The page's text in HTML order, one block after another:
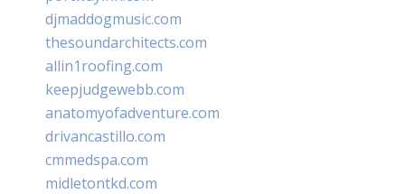
djmaddogmusic.com
thesoundarchitects.com
allin1roofing.com
keepjudgewebb.com
anatomyofadventure.com
drivancastillo.com
cmmedspa.com
midletontkd.com